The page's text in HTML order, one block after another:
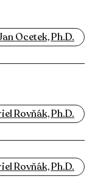
Ocetek, Ph.D.
Rovňák, Ph.D.
Rovňák, Ph.D.